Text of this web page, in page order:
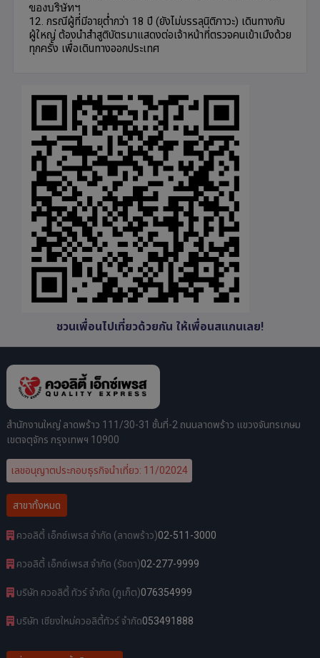
ของบริษัทฯ
12. กรณีผู้ที่มีอายุต่ำกว่า 18 ปี (ยังไม่บรรลุนิติภาวะ) เดินทางกับ
ผู้ใหญ่ ต้องนำสำสูติบัตรมาแสดงต่อเจ้าหน้าที่ตรวจคนเข้าเมืงด้วย
ทุกครั้ง เพื่อเดินทางออกประเทศ
ชวนเพื่อนไปเที่ยวด้วยกัน ให้เพื่อนสแกนเลย!
สำนักงานใหญ่ ลาดพร้าว 111/30-31 ชั้นที่-2 ถนนลาดพร้าว แขวงจันทรเกษม
เขตจตุจักร กรุงเทพฯ 10900
เลขอนุญาตประกอบธุรกิจนำเที่ยว: 11/02024
สาขาทั้งหมด
ควอลิตี้ เอ็กซ์เพรส จำกัด (ลาดพร้าว)02-511-3000
ควอลิตี้ เอ็กซ์เพรส จำกัด (รัชดา)02-277-9999
บริษัท ควอลิตี้ ทัวร์ จำกัด (ภูเก็ต)076354999
บริษัท เชียงใหม่ควอลิตี้ทัวร์ จำกัด053491888